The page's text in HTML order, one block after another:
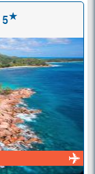
5★